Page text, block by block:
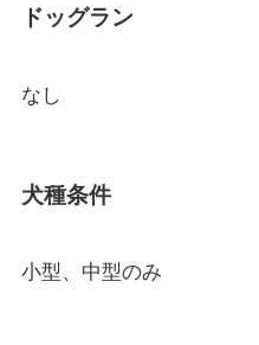
ドッグラン
なし
犬種条件
小型、中型のみ